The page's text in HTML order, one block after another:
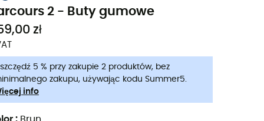
2 - Buty gumowe
zł
5 % przy zakupie 2 produktów, bez
zakupu, używając kodu Summer5.
info